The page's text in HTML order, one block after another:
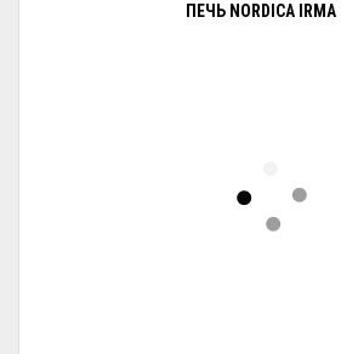
ПЕЧЬ NORDICA IRMA